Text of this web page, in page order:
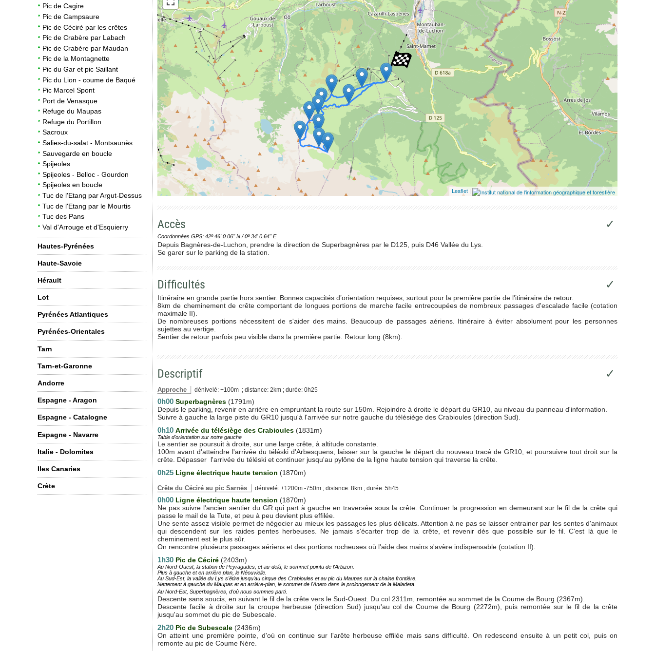
Pic de Cagire
Pic de Campsaure
Pic de Céciré par les crêtes
Pic de Crabère par Labach
Pic de Crabère par Maudan
Pic de la Montagnette
Pic du Gar et pic Saillant
Pic du Lion - coume de Baqué
Pic Marcel Spont
Port de Venasque
Refuge du Maupas
Refuge du Portillon
Sacroux
Salies-du-salat - Montsaunès
Sauvegarde en boucle
Spijeoles
Spijeoles - Belloc - Gourdon
Spijeoles en boucle
Tuc de l'Etang par Argut-Dessus
Tuc de l'Etang par le Mourtis
Tuc des Pans
Val d'Arrouge et d'Esquierry
Hautes-Pyrénées
Haute-Savoie
Hérault
Lot
Pyrénées Atlantiques
Pyrénées-Orientales
Tarn
Tarn-et-Garonne
Andorre
Espagne - Aragon
Espagne - Catalogne
Espagne - Navarre
Italie - Dolomites
Iles Canaries
Crète
ESRI Word Imagery
Leaflet |
Accès ✓
Coordonnées GPS: 42º 46' 0.06'' N / 0º 34' 0.64'' E
Depuis Bagnères-de-Luchon, prendre la direction de Superbagnères par le D125, puis D46 Vallée du Lys.
Se garer sur le parking de la station.
Difficultés ✓
Itinéraire en grande partie hors sentier. Bonnes capacités d’orientation requises, surtout pour la première partie de l'itinéraire de retour.
8km de cheminement de crête comportant de longues portions de marche facile entrecoupées de nombreux passages d'escalade facile (cotation
maximale II).
De nombreuses portions nécessitent de s'aider des mains. Beaucoup de passages aériens. Itinéraire à éviter absolument pour les personnes
sujettes au vertige.
Sentier de retour parfois peu visible dans la première partie. Retour long (8km).
Descriptif ✓
Approche dénivelé: +100m ; distance: 2km ; durée: 0h25
0h00 Superbagnères (1791m)
Depuis le parking, revenir en arrière en empruntant la route sur 150m. Rejoindre à droite le départ du GR10, au niveau du panneau d'information.
Suivre à gauche la large piste du GR10 jusqu'à l'arrivée sur notre gauche du télésiège des Crabioules (direction Sud).
0h10 Arrivée du télésiège des Crabioules (1831m)
Table d'orientation sur notre gauche
Le sentier se poursuit à droite, sur une large crête, à altitude constante.
100m avant d'atteindre l'arrivée du téléski d'Arbesquens, laisser sur la gauche le départ du nouveau tracé de GR10, et poursuivre tout droit sur la
crête. Dépasser l'arrivée du téléski et continuer jusqu'au pylône de la ligne haute tension qui traverse la crête.
0h25 Ligne électrique haute tension (1870m)
Crête du Céciré au pic Sarnès dénivelé: +1200m -750m ; distance: 8km ; durée: 5h45
0h00 Ligne électrique haute tension (1870m)
Ne pas suivre l'ancien sentier du GR qui part à gauche en traversée sous la crête. Continuer la progression en demeurant sur le fil de la crête qui
passe le mail de la Tute, et peu à peu devient plus effilée.
Une sente assez visible permet de négocier au mieux les passages les plus délicats. Attention à ne pas se laisser entrainer par les sentes d'animaux
qui descendent sur les raides pentes herbeuses. Ne jamais s'écarter trop de la crête, et revenir dès que possible sur le fil. C'est là que le
cheminement est le plus sûr.
On rencontre plusieurs passages aériens et des portions rocheuses où l'aide des mains s'avère indispensable (cotation II).
1h30 Pic de Céciré (2403m)
Au Nord-Ouest, la station de Peyragudes, et au-delà, le sommet pointu de l'Arbizon.
Plus à gauche et en arrière plan, le Néouvielle.
Au Sud-Est, la vallée du Lys s'étire jusqu'au cirque des Crabioules et au pic du Maupas sur la chaine frontière.
Nettement à gauche du Maupas et en arrière-plan, le sommet de l'Aneto dans le prolongement de la Maladeta.
Au Nord-Est, Superbagnères, d'où nous sommes parti.
Descente sans soucis, en suivant le fil de la crête vers le Sud-Ouest. Du col 2311m, remontée au sommet de la Coume de Bourg (2367m).
Descente facile à droite sur la croupe herbeuse (direction Sud) jusqu'au col de Coume de Bourg (2272m), puis remontée sur le fil de la crête
jusqu'au sommet du pic de Subescale.
2h20 Pic de Subescale (2436m)
On atteint une première pointe, d'où on continue sur l'arête herbeuse effilée mais sans difficulté. On redescend ensuite à un petit col, puis on
remonte au pic de Coume Nère.